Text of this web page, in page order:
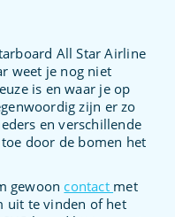
All Star Airline
weet je nog niet
is en waar je op
zijn er zo
en verschillende
door de bomen het
gewoon contact met
uit te vinden of het